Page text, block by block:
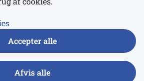
Accepter alle
Afvis alle